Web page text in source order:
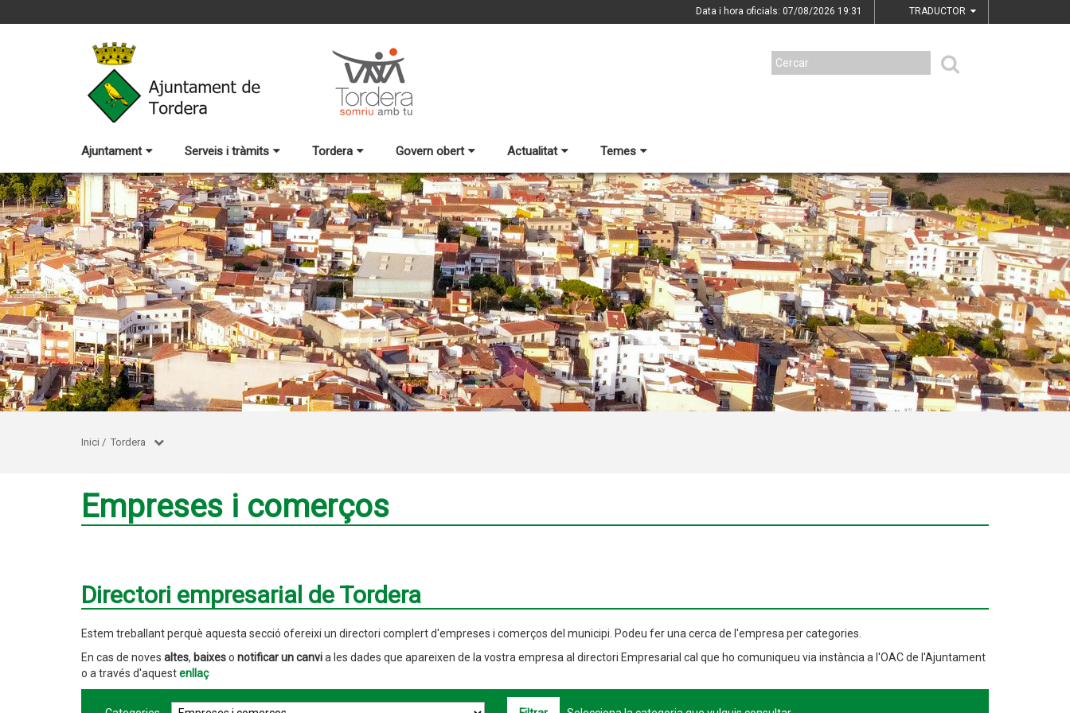
Data i hora oficials: 07/08/2026 19:31 TRADUCTOR
Ajuntament Serveis i tràmits Tordera Govern obert Actualitat Temes
Inici / Tordera
Empreses i comerços
Directori empresarial de Tordera
Estem treballant perquè aquesta secció ofereixi un directori complert d'empreses i comerços del municipi. Podeu fer una cerca de l'empresa per categories.
En cas de noves altes, baixeso notificar un canvia les dades que apareixen de la vostra empresa al directori Empresarial cal que ho comuniqueu via instància a l'OAC de l'Ajuntament
o a través d'aquestenllaç